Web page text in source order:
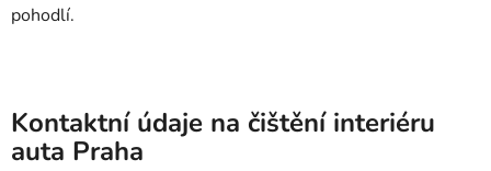
pohodlí.
Kontaktní údaje na čištění interiéru
auta Praha